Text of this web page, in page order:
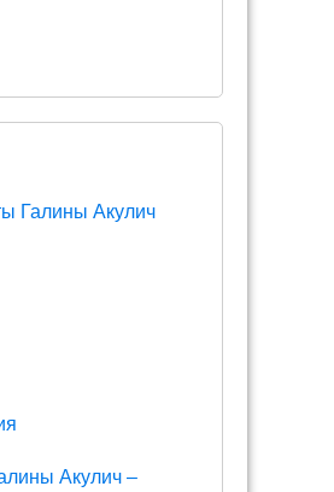
Галины Акулич
Акулич –